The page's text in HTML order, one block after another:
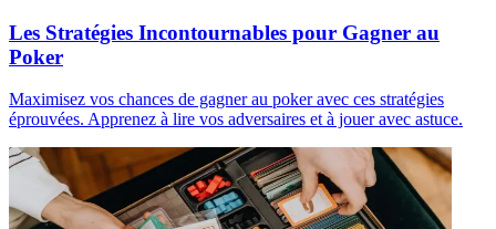
Les Stratégies Incontournables pour Gagner au
Poker
Maximisez vos chances de gagner au poker avec ces stratégies
éprouvées. Apprenez à lire vos adversaires et à jouer avec astuce.